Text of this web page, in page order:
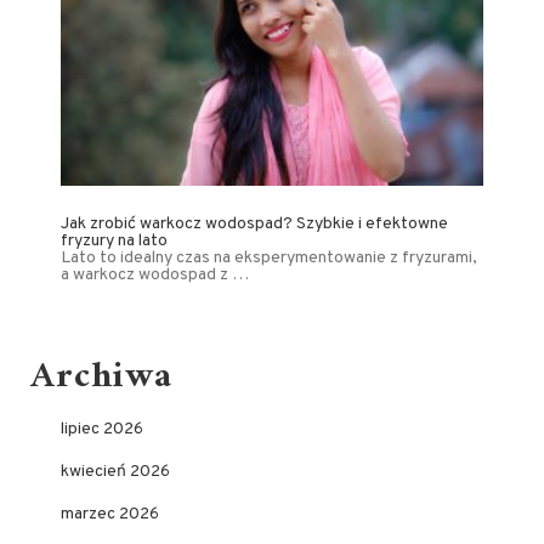
Jak zrobić warkocz wodospad? Szybkie i efektowne
fryzury na lato
Lato to idealny czas na eksperymentowanie z fryzurami,
a warkocz wodospad z …
Archiwa
lipiec 2026
kwiecień 2026
marzec 2026